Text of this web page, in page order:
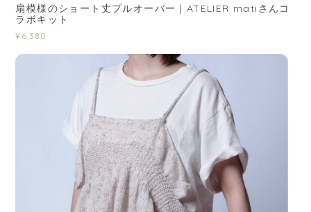
扇模様のショート丈プルオーバー｜ATELIER matiさんコ
ラボキット
¥6,380